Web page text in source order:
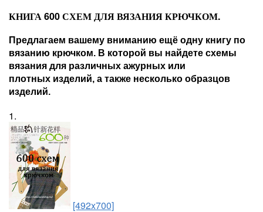
КНИГА 600 СХЕМ ДЛЯ ВЯЗАНИЯ КРЮЧКОМ.
Предлагаем вашему вниманию ещё одну книгу по
вязанию крючком. В которой вы найдете схемы
вязания для различных ажурных или
плотных изделий, а также несколько образцов
изделий.
1.
[492x700]